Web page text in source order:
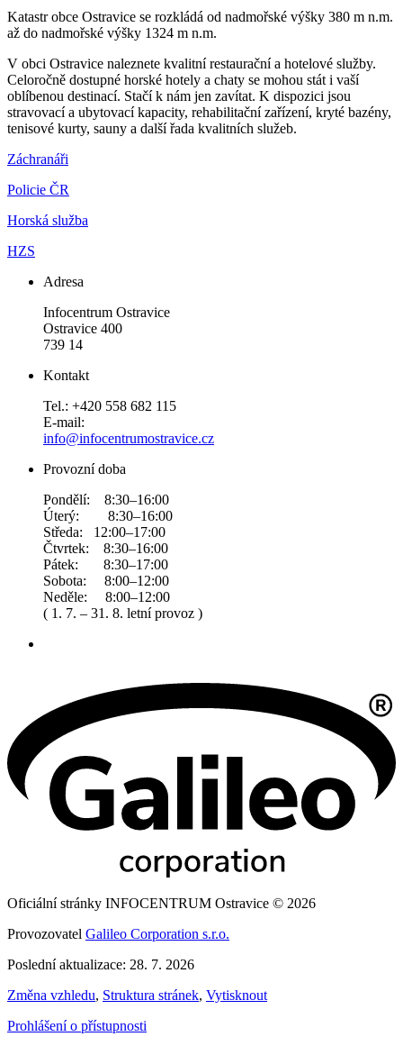
Katastr obce Ostravice se rozkládá od nadmořské výšky 380 m n.m.
až do nadmořské výšky 1324 m n.m.
V obci Ostravice naleznete kvalitní restaurační a hotelové služby.
Celoročně dostupné horské hotely a chaty se mohou stát i vaší
oblíbenou destinací. Stačí k nám jen zavítat. K dispozici jsou
stravovací a ubytovací kapacity, rehabilitační zařízení, kryté bazény,
tenisové kurty, sauny a další řada kvalitních služeb.
Záchranáři
Policie ČR
Horská služba
HZS
Adresa
Infocentrum Ostravice
Ostravice 400
739 14
Kontakt
Tel.: +420 558 682 115
E-mail:
info@infocentrumostravice.cz
Provozní doba
Pondělí: 8:30–16:00
Úterý: 8:30–16:00
Středa: 12:00–17:00
Čtvrtek: 8:30–16:00
Pátek: 8:30–17:00
Sobota: 8:00–12:00
Neděle: 8:00–12:00
( 1. 7. – 31. 8. letní provoz )
Oficiální stránky INFOCENTRUM Ostravice © 2026
Provozovatel Galileo Corporation s.r.o.
Poslední aktualizace: 28. 7. 2026
Změna vzhledu, Struktura stránek, Vytisknout
Prohlášení o přístupnosti